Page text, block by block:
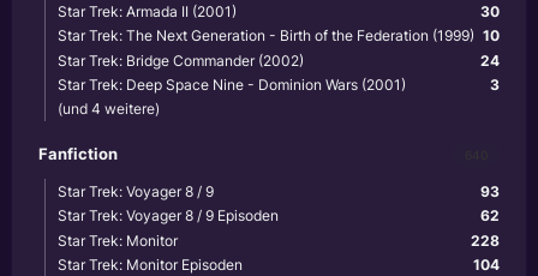
30
Star Trek: Armada II (2001)
10
Star Trek: The Next Generation - Birth of the Federation (1999)
24
Star Trek: Bridge Commander (2002)
3
Star Trek: Deep Space Nine - Dominion Wars (2001)
(und 4 weitere)
Fanfiction
93
Star Trek: Voyager 8 / 9
62
Star Trek: Voyager 8 / 9 Episoden
228
Star Trek: Monitor
104
Star Trek: Monitor Episoden